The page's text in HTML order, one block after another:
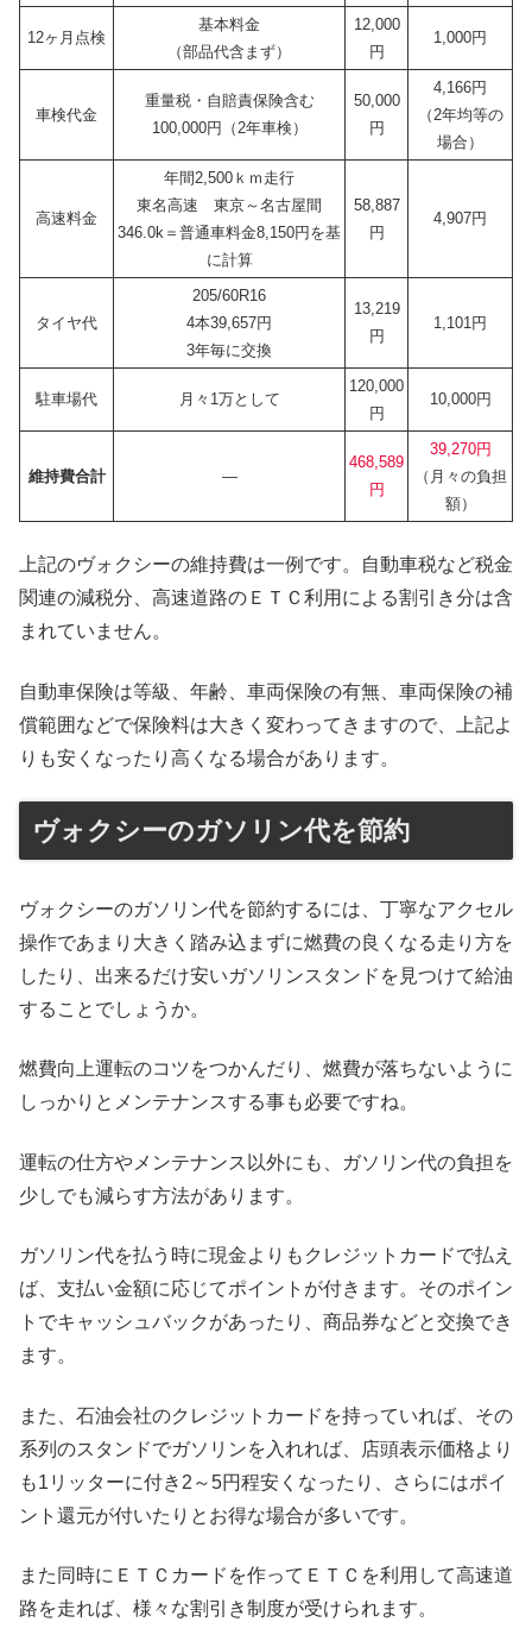
12ヶ月点検
基本料金
（部品代含まず）
12,000
円
1,000円
車検代金
重量税・自賠責保険含む
100,000円（2年車検）
50,000
円
4,166円
（2年均等の
場合）
高速料金
年間2,500ｋｍ走行
東名高速 東京～名古屋間
346.0k＝普通車料金8,150円を基
に計算
58,887
円
4,907円
タイヤ代
205/60R16
4本39,657円
3年毎に交換
13,219
円
1,101円
駐車場代 月々1万として
120,000
円
10,000円
維持費合計 —
468,589
円
39,270円
（月々の負担
額）
上記のヴォクシーの維持費は一例です。自動車税など税金
関連の減税分、高速道路のＥＴＣ利用による割引き分は含
まれていません。
自動車保険は等級、年齢、車両保険の有無、車両保険の補
償範囲などで保険料は大きく変わってきますので、上記よ
りも安くなったり高くなる場合があります。
ヴォクシーのガソリン代を節約
ヴォクシーのガソリン代を節約するには、丁寧なアクセル
操作であまり大きく踏み込まずに燃費の良くなる走り方を
したり、出来るだけ安いガソリンスタンドを見つけて給油
することでしょうか。
燃費向上運転のコツをつかんだり、燃費が落ちないように
しっかりとメンテナンスする事も必要ですね。
運転の仕方やメンテナンス以外にも、ガソリン代の負担を
少しでも減らす方法があります。
ガソリン代を払う時に現金よりもクレジットカードで払え
ば、支払い金額に応じてポイントが付きます。そのポイン
トでキャッシュバックがあったり、商品券などと交換でき
ます。
また、石油会社のクレジットカードを持っていれば、その
系列のスタンドでガソリンを入れれば、店頭表示価格より
も1リッターに付き2～5円程安くなったり、さらにはポイ
ント還元が付いたりとお得な場合が多いです。
また同時にＥＴＣカードを作ってＥＴＣを利用して高速道
路を走れば、様々な割引き制度が受けられます。